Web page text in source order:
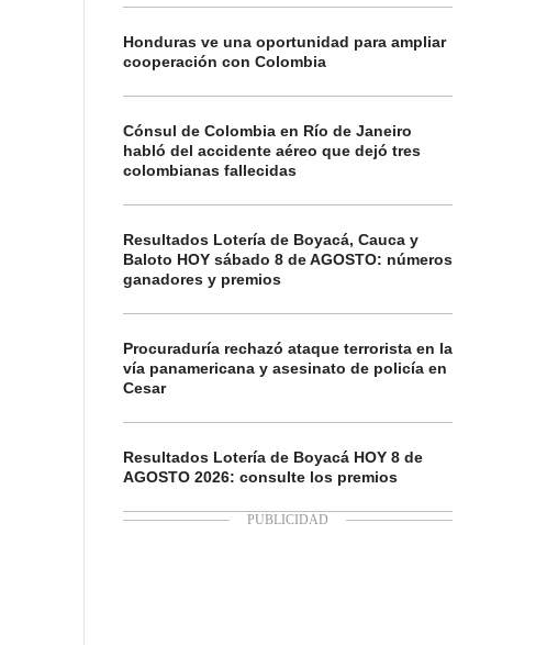
Honduras ve una oportunidad para ampliar
cooperación con Colombia
Cónsul de Colombia en Río de Janeiro
habló del accidente aéreo que dejó tres
colombianas fallecidas
Resultados Lotería de Boyacá, Cauca y
Baloto HOY sábado 8 de AGOSTO: números
ganadores y premios
Procuraduría rechazó ataque terrorista en la
vía panamericana y asesinato de policía en
Cesar
Resultados Lotería de Boyacá HOY 8 de
AGOSTO 2026: consulte los premios